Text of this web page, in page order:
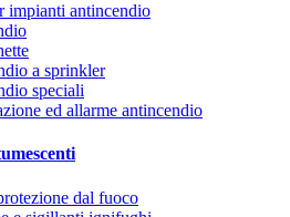
impianti antincendio
a sprinkler
speciali
ed allarme antincendio
dal fuoco